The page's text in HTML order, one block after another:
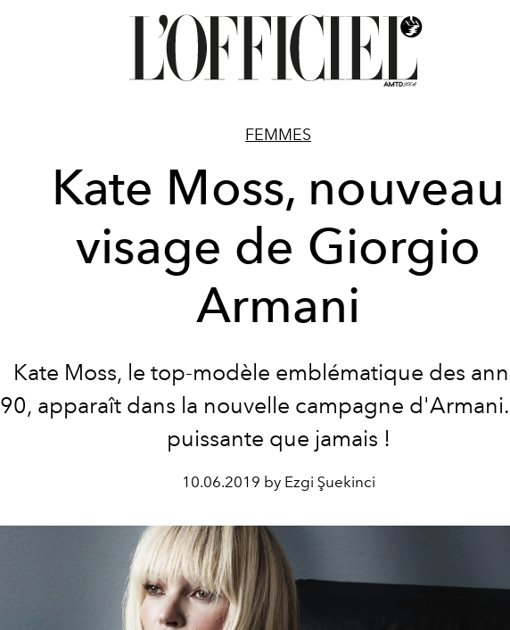
FEMMES
Kate Moss, nouveau
visage de Giorgio
Armani
Kate Moss, le top-modèle emblématique des
90, apparaît dans la nouvelle campagne
puissante que jamais !
10.06.2019 by Ezgi Şuekinci